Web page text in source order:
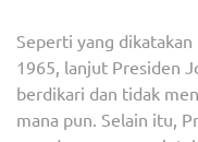
Seperti yang
1965, lanjut Presiden
berdikari dan tidak
mana pun. Selain itu,